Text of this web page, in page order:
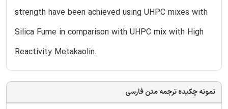
strength have been achieved using UHPC mixes with
Silica Fume in comparison with UHPC mix with High
Reactivity Metakaolin.
نمونه چکیده ترجمه متن فارسی